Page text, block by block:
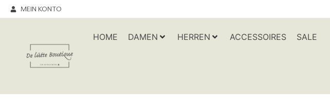
MEIN KONTO
HOME DAMEN HERREN ACCESSOIRES SALE